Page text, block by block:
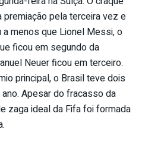
pela terceira vez e
menos que Lionel Messi, o
ficou em segundo da
Neuer ficou em terceiro.
principal, o Brasil teve dois
Apesar do fracasso da
zaga ideal da Fifa foi formada